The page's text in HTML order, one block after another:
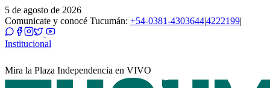
5 de agosto de 2026
Comunicate y conocé Tucumán: +54-0381-4303644|4222199|
Institucional
Mira la Plaza Independencia en VIVO